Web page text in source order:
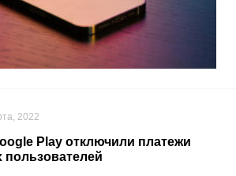
2022
Play отключили платежи
пользователей